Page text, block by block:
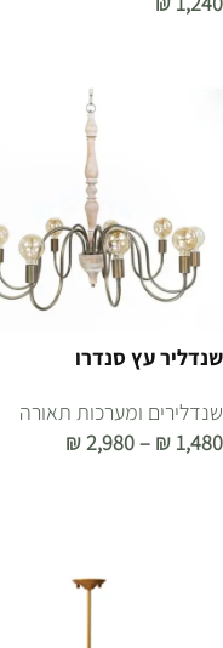
שנדליר עץ סנדרו
שנדלירים ומערכות תאורה
₪ 1,480
–
₪2,980